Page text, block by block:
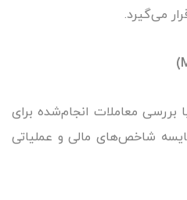
می‌گیرد.
بررسی معاملات انجام‌شده برای
شاخص‌های مالی و عملیاتی